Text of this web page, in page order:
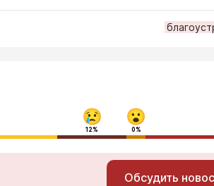
12% 0%
Обсудить